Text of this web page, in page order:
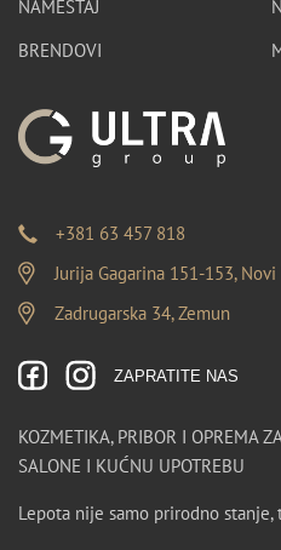
NAMEŠTAJ
BRENDOVI
+381 63 457 818
Jurija Gagarina 151-153,
Zadrugarska 34, Zemun
ZAPRATITE NAS
KOZMETIKA, PRIBOR I OPREMA
SALONE I KUĆNU UPOTREBU
Lepota nije samo prirodno